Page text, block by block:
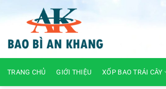
TRANG CHỦ GIỚI THIỆU XỐP BAO TRÁI CÂY